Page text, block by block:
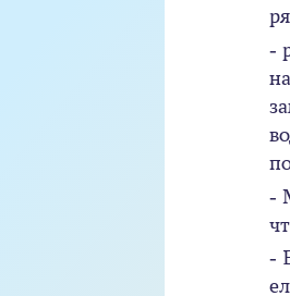
-
-
-